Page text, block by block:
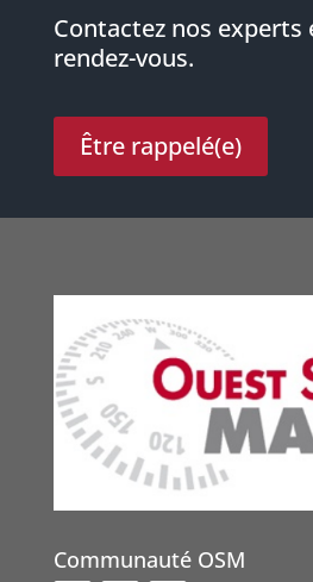
Contactez nos experts
rendez-vous.
Être rappelé(e)
Communauté OSM